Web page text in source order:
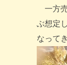
一方
ぶ想定
なって